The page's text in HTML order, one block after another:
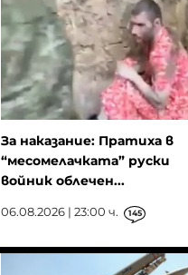
За наказание: Пратиха в
“месомелачката” руски
войник облечен...
06.08.2026 | 23:00 ч. 145